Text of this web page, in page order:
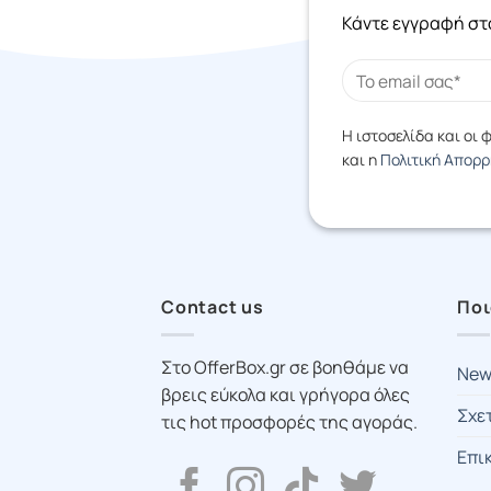
Κάντε εγγραφή
Η ιστοσελίδα και οι
και η Πολιτική
Contact us
Στο OfferBox.gr σε βοηθάμε να
βρεις εύκολα και γρήγορα όλες
τις hot προσφορές της αγοράς.